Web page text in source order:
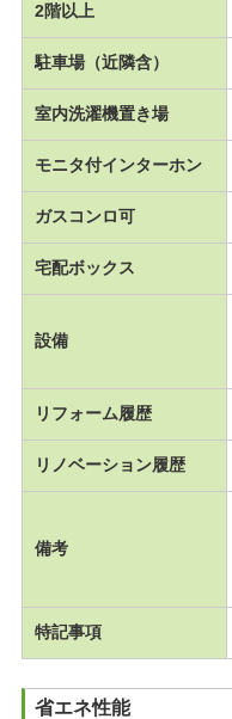
2階以上
駐車場（近隣含）
室内洗濯機置き場
モニタ付インターホン
ガスコンロ可
宅配ボックス
設備
リフォーム履歴
リノベーション履歴
備考
特記事項
省エネ性能